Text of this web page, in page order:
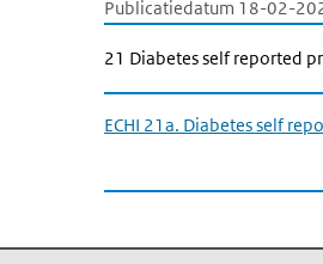
Publicatiedatum 18-02-
21 Diabetes self reported
ECHI 21a. Diabetes self